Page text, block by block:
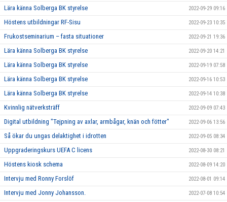
Lära känna Solberga BK styrelse 2022-09-29 09:16
Höstens utbildningar RF-Sisu 2022-09-23 10:35
Frukostseminarium – fasta situationer 2022-09-21 19:36
Lära känna Solberga BK styrelse 2022-09-20 14:21
Lära känna Solberga BK styrelse 2022-09-19 07:58
Lära känna Solberga BK styrelse 2022-09-16 10:53
Lära känna Solberga BK styrelse 2022-09-14 10:38
Kvinnlig nätverksträff 2022-09-09 07:43
Digital utbildning "Tejpning av axlar, armbågar, knän och fötter" 2022-09-06 13:56
Så ökar du ungas delaktighet i idrotten 2022-09-05 08:34
Uppgraderingskurs UEFA C licens 2022-08-30 08:21
Höstens kiosk schema 2022-08-09 14:20
Intervju med Ronny Forslöf 2022-08-01 09:14
Intervju med Jonny Johansson. 2022-07-08 10:54